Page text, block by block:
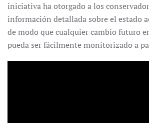
iniciativa ha otorgado a los
información detallada sobre el estado
de modo que cualquier cambio futuro
pueda ser fácilmente monitorizado a